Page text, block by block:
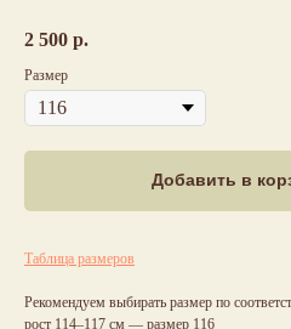
2 500 р.
Размер
Добавить в
Таблица размеров
Рекомендуем выбирать размер по
рост 114–117 см — размер 116